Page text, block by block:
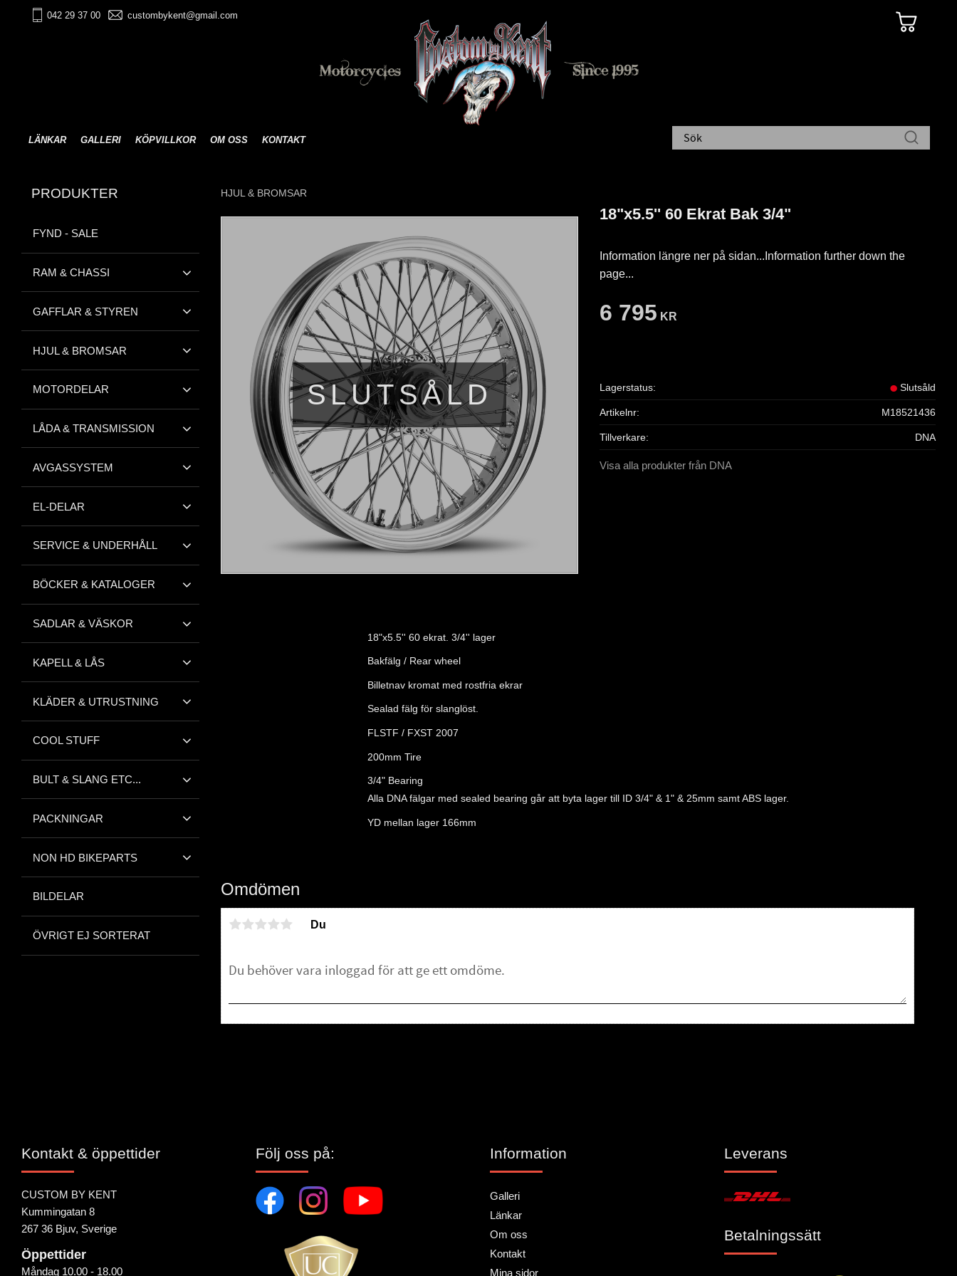
042 29 37 00 custombykent@gmail.com
LÄNKAR GALLERI KÖPVILLKOR OM OSS KONTAKT
HJUL & BROMSAR
18"x5.5'' 60 Ekrat Bak 3/4"
Information längre ner på sidan...Information further down the
page...
SLUTSÅLD
6 795 KR
Lagerstatus Slutsåld
Artikelnr M18521436
Tillverkare DNA
Visa alla produkter från DNA
18"x5.5'' 60 ekrat. 3/4'' lager
Bakfälg / Rear wheel
Billetnav kromat med rostfria ekrar
Sealad fälg för slanglöst.
FLSTF / FXST 2007
200mm Tire
3/4" Bearing
Alla DNA fälgar med sealed bearing går att byta lager till ID 3/4" & 1" & 25mm samt ABS lager.
YD mellan lager 166mm
Omdömen
Du
PRODUKTER
FYND - SALE
RAM & CHASSI
GAFFLAR & STYREN
HJUL & BROMSAR
MOTORDELAR
LÅDA & TRANSMISSION
AVGASSYSTEM
EL-DELAR
SERVICE & UNDERHÅLL
BÖCKER & KATALOGER
SADLAR & VÄSKOR
KAPELL & LÅS
KLÄDER & UTRUSTNING
COOL STUFF
BULT & SLANG ETC...
PACKNINGAR
NON HD BIKEPARTS
BILDELAR
ÖVRIGT EJ SORTERAT
Kontakt & öppettider
CUSTOM BY KENT
Kummingatan 8
267 36 Bjuv, Sverige
Öppettider
Måndag 10.00 - 18.00
Följ oss på: Information
Galleri
Länkar
Om oss
Kontakt
Mina sidor
Leverans
Betalningssätt